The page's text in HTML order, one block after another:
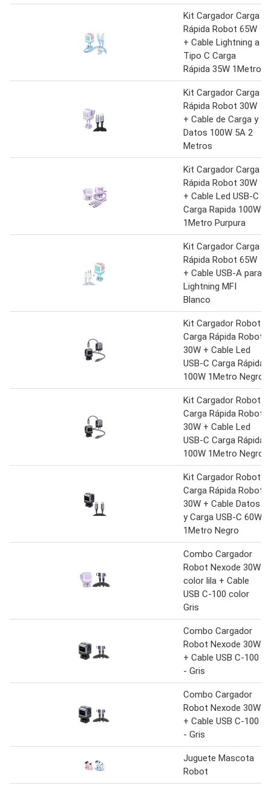
Kit Cargador Carga
Rápida Robot 65W
+ Cable Lightning a
Tipo C Carga
Rápida 35W 1Metro
Kit Cargador Carga
Rápida Robot 30W
+ Cable de Carga y
Datos 100W 5A 2
Metros
Kit Cargador Carga
Rápida Robot 30W
+ Cable Led USB-C
Carga Rapida 100W
1Metro Purpura
Kit Cargador Carga
Rápida Robot 65W
+ Cable USB-A para
Lightning MFI
Blanco
Kit Cargador Robot
Carga Rápida Robot
30W + Cable Led
USB-C Carga Rápida
100W 1Metro Negro
Kit Cargador Robot
Carga Rápida Robot
30W + Cable Led
USB-C Carga Rápida
100W 1Metro Negro
Kit Cargador Robot
Carga Rápida Robot
30W + Cable Datos
y Carga USB-C 60W
1Metro Negro
Combo Cargador
Robot Nexode 30W
color lila + Cable
USB C-100 color
Gris
Combo Cargador
Robot Nexode 30W
+ Cable USB C-100
- Gris
Combo Cargador
Robot Nexode 30W
+ Cable USB C-100
- Gris
Juguete Mascota
Robot